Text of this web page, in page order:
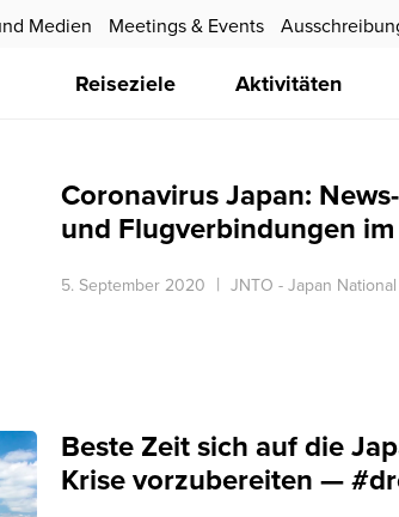
Medien Meetings & Events
Reiseziele Aktivitäten
Coronavirus Japan:
und Flugverbindungen
5. September 2020 JNTO - Japan
Beste Zeit sich auf die
Krise vorzubereiten —